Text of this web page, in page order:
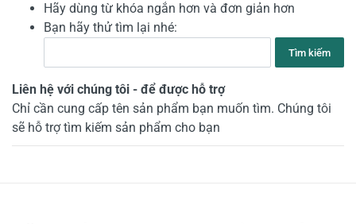
Hãy dùng từ khóa ngắn hơn và đơn giản hơn
Bạn hãy thử tìm lại nhé:
Tìm kiếm
Liên hệ với chúng tôi - để được hỗ trợ
Chỉ cần cung cấp tên sản phẩm bạn muốn tìm. Chúng tôi
sẽ hỗ trợ tìm kiếm sản phẩm cho bạn